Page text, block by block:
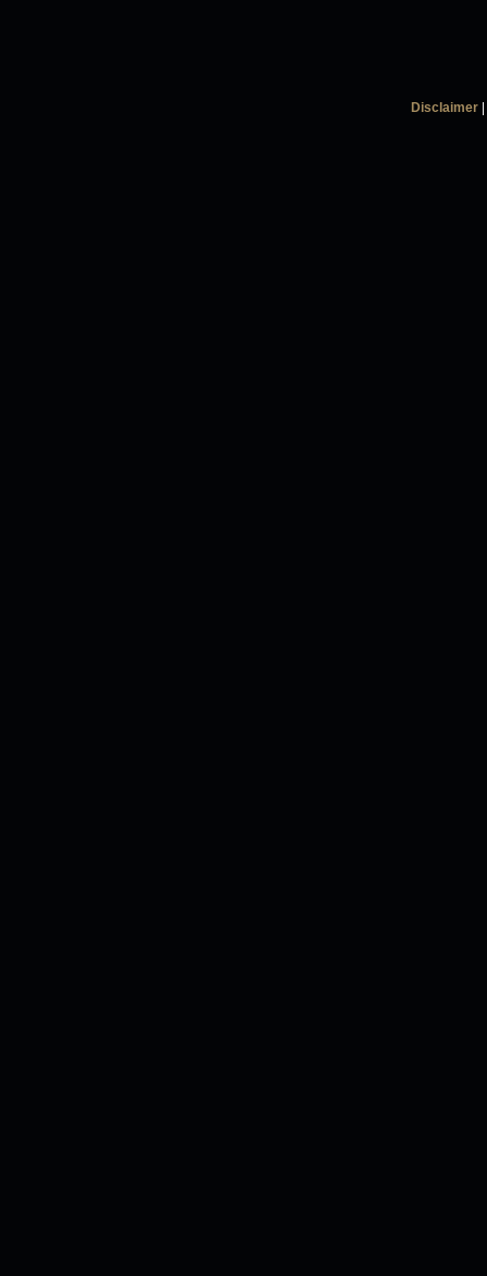
Disclaimer|